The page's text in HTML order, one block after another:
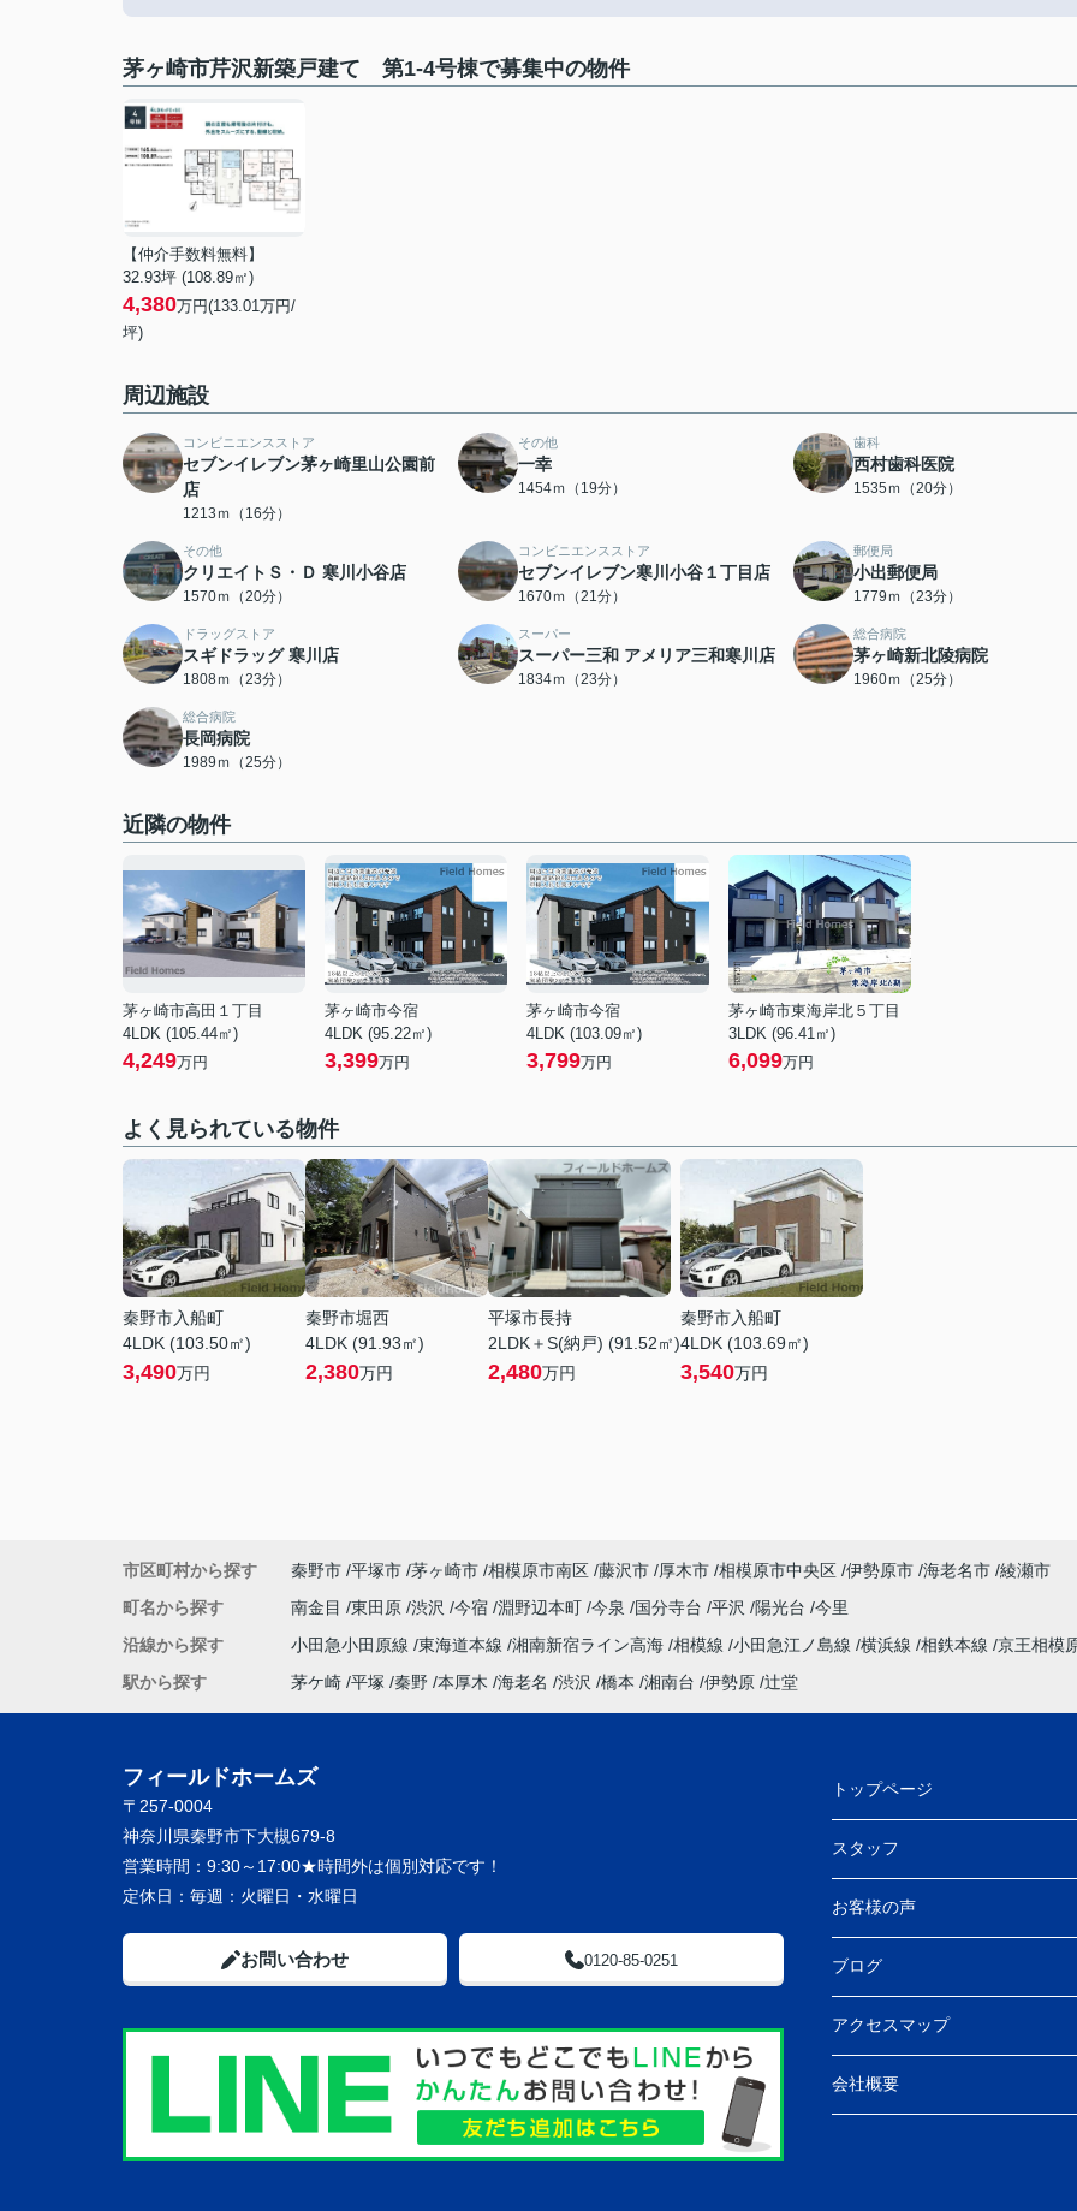
茅ヶ崎市芹沢新築戸建て 第1-4号棟で募集中の物件
【仲介手数料無料】
32.93坪 (108.89㎡)
4,380万円(133.01万円/
坪)
周辺施設
コンビニエンスストア
セブンイレブン茅ヶ崎里山公園前
店
1213ｍ（16分）
その他
一幸
1454ｍ（19分）
歯科
西村歯科医院
1535ｍ（20分）
その他
クリエイトＳ・Ｄ 寒川小谷店
1570ｍ（20分）
コンビニエンスストア
セブンイレブン寒川小谷１丁目店
1670ｍ（21分）
郵便局
小出郵便局
1779ｍ（23分）
ドラッグストア
スギドラッグ 寒川店
1808ｍ（23分）
スーパー
スーパー三和 アメリア三和寒川店
1834ｍ（23分）
総合病院
茅ヶ崎新北陵病院
1960ｍ（25分）
総合病院
長岡病院
1989ｍ（25分）
近隣の物件
茅ヶ崎市高田１丁目
4LDK (105.44㎡)
4,249万円
茅ヶ崎市今宿
4LDK (95.22㎡)
3,399万円
茅ヶ崎市今宿
4LDK (103.09㎡)
3,799万円
茅ヶ崎市東海岸北５丁目
3LDK (96.41㎡)
6,099万円
よく見られている物件
秦野市入船町
4LDK (103.50㎡)
3,490万円
秦野市堀西
4LDK (91.93㎡)
2,380万円
平塚市長持
2LDK＋S(納戸) (91.52㎡)
2,480万円
秦野市入船町
4LDK (103.69㎡)
3,540万円
市区町村から探す 秦野市 平塚市 茅ヶ崎市 相模原市南区 藤沢市 厚木市 相模原市中央区 伊勢原市 海老名市 綾瀬市
町名から探す
南金目 東田原 渋沢 今宿 淵野辺本町 今泉 国分寺台 平沢 陽光台 今里
沿線から探す
小田急小田原線 東海道本線 湘南新宿ライン高海 相模線 小田急江ノ島線 横浜線 相鉄本線 京王相模
駅から探す
茅ケ崎 平塚 秦野 本厚木 海老名 渋沢 橋本 湘南台 伊勢原 辻堂
フィールドホームズ
〒257-0004
神奈川県秦野市下大槻679-8
営業時間： 9:30～17:00★時間外は個別対応です！
定休日： 毎週：火曜日・水曜日
お問い合わせ 0120-85-0251
トップページ
スタッフ
お客様の声
ブログ
アクセスマップ
会社概要